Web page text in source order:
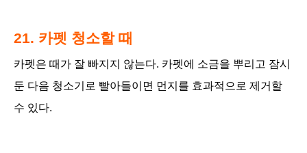
21. 카펫 청소할 때
카펫은 때가 잘 빠지지 않는다. 카펫에 소금을 뿌리고 잠시
둔 다음 청소기로 빨아들이면 먼지를 효과적으로 제거할
수 있다.